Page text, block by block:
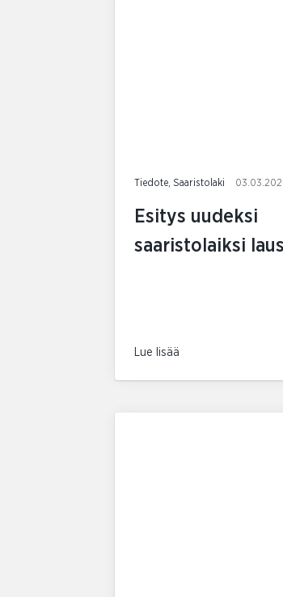
Tiedote, Saaristolaki
Esitys uudeksi
saaristolaiksi
Lue lisää